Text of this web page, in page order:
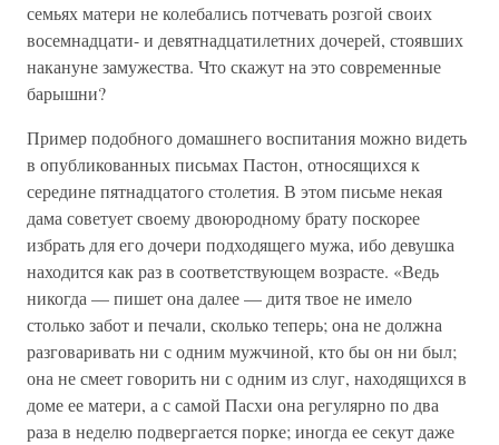
семьях матери не колебались потчевать розгой своих
восемнадцати- и девятнадцатилетних дочерей, стоявших
накануне замужества. Что скажут на это современные
барышни?
Пример подобного домашнего воспитания можно видеть
в опубликованных письмах Пастон, относящихся к
середине пятнадцатого столетия. В этом письме некая
дама советует своему двоюродному брату поскорее
избрать для его дочери подходящего мужа, ибо девушка
находится как раз в соответствующем возрасте. «Ведь
никогда — пишет она далее — дитя твое не имело
столько забот и печали, сколько теперь; она не должна
разговаривать ни с одним мужчиной, кто бы он ни был;
она не смеет говорить ни с одним из слуг, находящихся в
доме ее матери, а с самой Пасхи она регулярно по два
раза в неделю подвергается порке; иногда ее секут даже